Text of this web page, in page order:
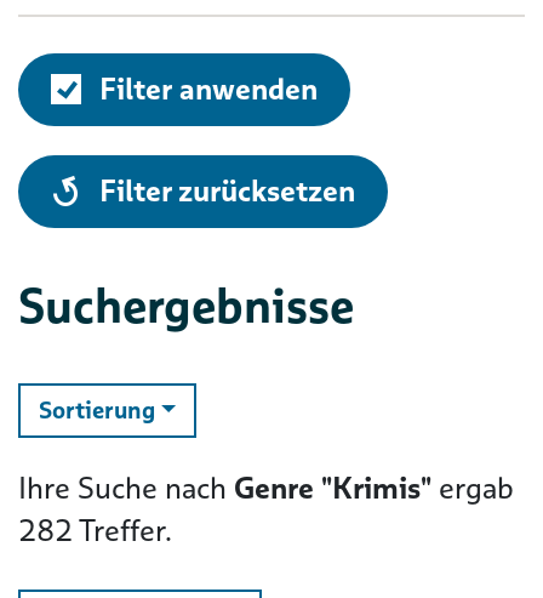
Filter anwenden
alle
Filter zurücksetzen
Suchergebnisse
Sortierung ändern
Ihre Suche nach Genre "Krimis" ergab
282Treffer.